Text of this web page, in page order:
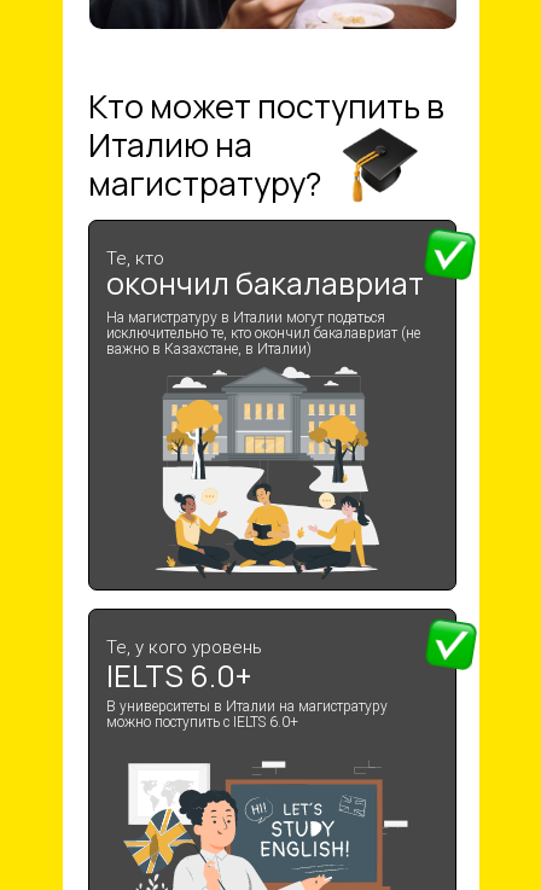
Кто может поступить в
Италию на
магистратуру?
окончил бакалавриат
На магистратуру в Италии могут податься
исключительно те, кто окончил бакалавриат (не
важно в Казахстане, в Италии)
Те, кто
IELTS 6.0+
В университеты в Италии на магистратуру
можно поступить с IELTS 6.0+
Те, у кого уровень